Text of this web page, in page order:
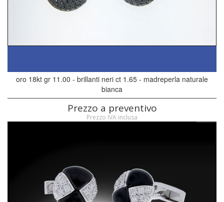
oro 18kt gr 11.00 - brillanti neri ct 1.65 - madreperla naturale
bianca
Prezzo a preventivo
Prezzo IVA inclusa